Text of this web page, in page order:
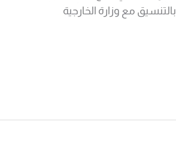
مع وزارة الخارجية